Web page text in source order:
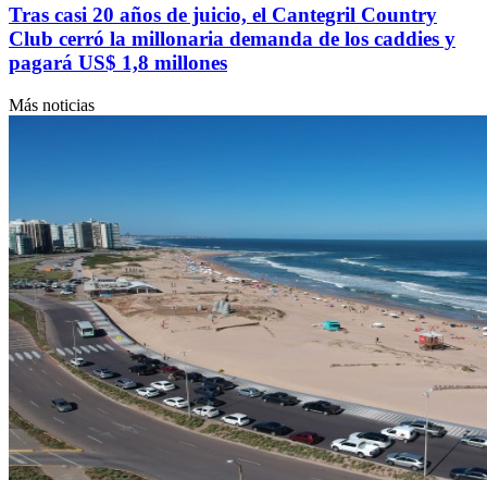
Tras casi 20 años de juicio, el Cantegril Country
Club cerró la millonaria demanda de los caddies y
pagará US$ 1,8 millones
Más noticias